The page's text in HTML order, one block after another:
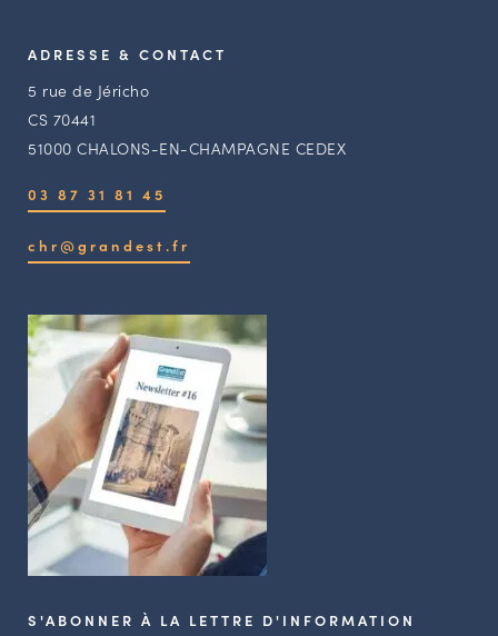
ADRESSE & CONTACT
5 rue de Jéricho
CS 70441
51000 CHALONS-EN-CHAMPAGNE CEDEX
03 87 31 81 45
chr@grandest.fr
S'ABONNER À LA LETTRE D'INFORMATION